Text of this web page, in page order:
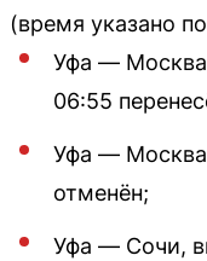
(время указано
Уфа —
06:55
Уфа —
отменён;
Уфа — Сочи,